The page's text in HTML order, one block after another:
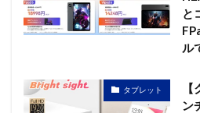
と
ル
タブレット
ン